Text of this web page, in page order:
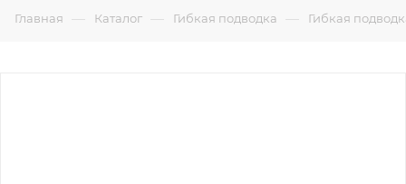
Главная — Каталог — Гибкая подводка — Гибкая